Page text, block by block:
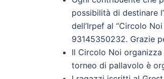
possibilità di destinare
dell’Irpef al “Circolo
93145350232. Grazie
Il Circolo Noi
torneo di pallavolo è